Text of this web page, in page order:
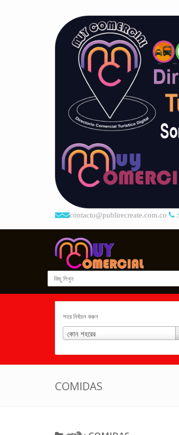
contacto@publirecreate.com.co :
শহর নির্বাচন করুন
কোন শহরের
COMIDAS